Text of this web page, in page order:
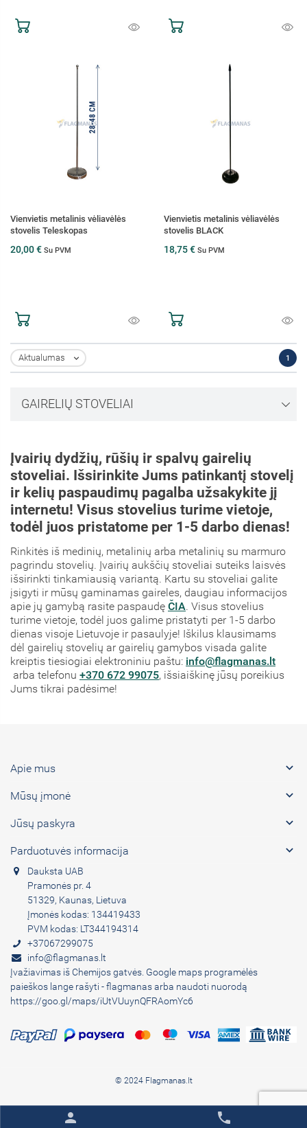
person phone
GAIRELIŲ STOVELIAI
Vienvietis metalinis vėliavėlės
stovelis Teleskopas
20,00 € Su PVM
Vienvietis metalinis vėliavėlės
stovelis BLACK
18,75 € Su PVM
Aktualumas  1
Įvairių dydžių, rūšių ir spalvų gairelių
stoveliai. Išsirinkite Jums patinkantį stovelį
ir kelių paspaudimų pagalba užsakykite jį
internetu! Visus stovelius turime vietoje,
todėl juos pristatome per 1-5 darbo dienas!
Rinkitės iš medinių, metalinių arba metalinių su marmuro
pagrindu stovelių. Įvairių aukščių stoveliai suteiks laisvės
išsirinkti tinkamiausią variantą. Kartu su stoveliai galite
įsigyti ir mūsų gaminamas gaireles, daugiau informacijos
apie jų gamybą rasite paspaudę ČIA. Visus stovelius
turime vietoje, todėl juos galime pristatyti per 1-5 darbo
dienas visoje Lietuvoje ir pasaulyje! Iškilus klausimams
dėl gairelių stovelių ar gairelių gamybos visada galite
kreiptis tiesiogiai elektroniniu paštu: info@flagmanas.lt
arba telefonu +370 672 99075, išsiaiškinę jūsų poreikius
Jums tikrai padėsime!
Apie mus 
Mūsų įmonė 
Jūsų paskyra 
Parduotuvės informacija 
Dauksta UAB
Pramonės pr. 4
51329, Kaunas, Lietuva
Įmonės kodas: 134419433
PVM kodas: LT344194314
+37067299075
info@flagmanas.lt
Įvažiavimas iš Chemijos gatvės. Google maps programėlės
paieškos lange rašyti - flagmanas arba naudoti nuorodą
https://goo.gl/maps/iUtVUuynQFRAomYc6
© 2024 Flagmanas.lt